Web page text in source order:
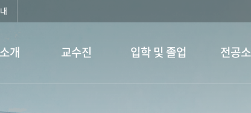
개 교수진 입학 및 졸업 전공